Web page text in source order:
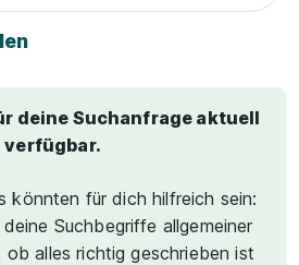
deine Suchanfrage aktuell
verfügbar.
könnten für dich hilfreich sein:
deine Suchbegriffe allgemeiner
ob alles richtig geschrieben ist